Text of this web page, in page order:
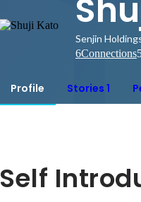
Senjin
6Connections
Profile Stories 1
Self